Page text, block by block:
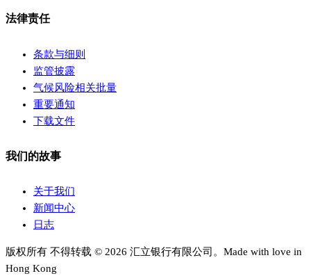
法律责任
条款与细则
监管披露
气候风险相关批量
重要通知
下载文件
我们的故事
关于我们
新闻中心
日志
版权所有 不得转载 © 2026 汇立银行有限公司。Made with love in
Hong Kong